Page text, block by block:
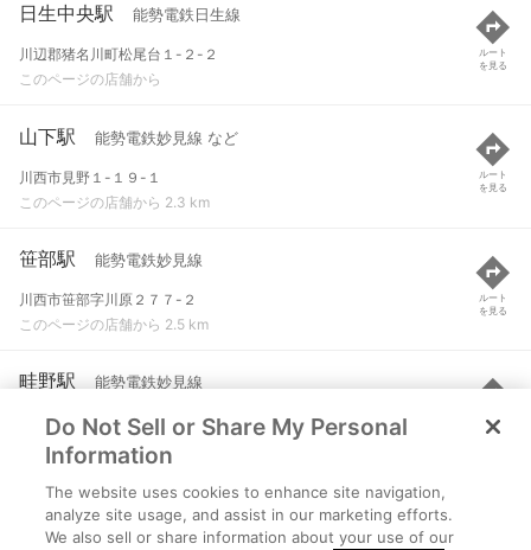
日生中央駅 能勢電鉄日生線
川辺郡猪名川町松尾台１-２-２
このページの店舗から
ルート
を見る
山下駅 能勢電鉄妙見線 など
川西市見野１-１９-１
このページの店舗から 2.3 km
ルート
を見る
笹部駅 能勢電鉄妙見線
川西市笹部字川原２７７-２
このページの店舗から 2.5 km
ルート
を見る
畦野駅 能勢電鉄妙見線
川西市東畦野２-２-１２
このページの店舗から 3.1 km
ルート
を見る
光風台駅 能勢電鉄妙見線
豊能郡豊能町光風台３-５７-７
Do Not Sell or Share My Personal
Information
The website uses cookies to enhance site navigation,
analyze site usage, and assist in our marketing efforts.
We also sell or share information about your use of our